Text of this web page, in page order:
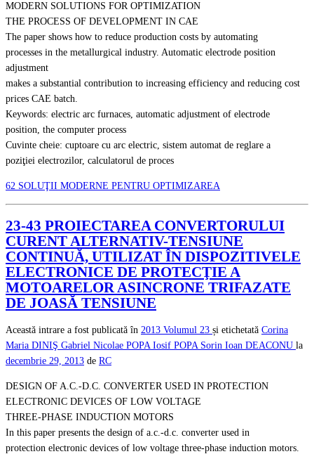
MODERN SOLUTIONS FOR OPTIMIZATION
THE PROCESS OF DEVELOPMENT IN CAE
The paper shows how to reduce production costs by automating
processes in the metallurgical industry. Automatic electrode position
adjustment
makes a substantial contribution to increasing efficiency and reducing cost
prices CAE batch.
Keywords: electric arc furnaces, automatic adjustment of electrode
position, the computer process
Cuvinte cheie: cuptoare cu arc electric, sistem automat de reglare a
poziţiei electrozilor, calculatorul de proces
62 SOLUŢII MODERNE PENTRU OPTIMIZAREA
23-43 PROIECTAREA CONVERTORULUI
CURENT ALTERNATIV-TENSIUNE
CONTINUĂ, UTILIZAT ÎN DISPOZITIVELE
ELECTRONICE DE PROTECŢIE A
MOTOARELOR ASINCRONE TRIFAZATE
DE JOASĂ TENSIUNE
Această intrare a fost publicată în 2013 Volumul 23 și etichetată Corina
Maria DINIŞ Gabriel Nicolae POPA Iosif POPA Sorin Ioan DEACONU la
decembrie 29, 2013 de RC
DESIGN OF A.C.-D.C. CONVERTER USED IN PROTECTION
ELECTRONIC DEVICES OF LOW VOLTAGE
THREE-PHASE INDUCTION MOTORS
In this paper presents the design of a.c.-d.c. converter used in
protection electronic devices of low voltage three-phase induction motors.